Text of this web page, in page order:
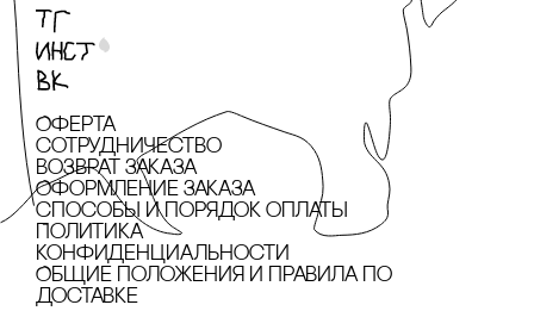
Оферта
сотрудничество
Возврат заказа
Оформление заказа
cпособы и порядок оплаты
Политика
конфиденциальности
Общие положения и правила по
доставке